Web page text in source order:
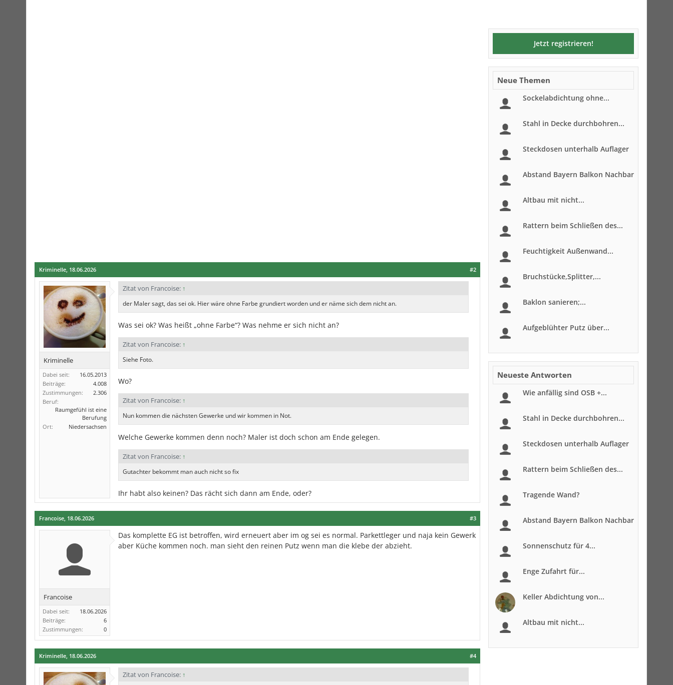
#2
Kriminelle, 18.06.2026
Kriminelle
Dabei seit:
16.05.2013
Beiträge:
4.008
Zustimmungen:
2.306
Beruf:
Raumgefühl ist eine
Berufung
Ort:
Niedersachsen
Zitat von Francoise: ↑
der Maler sagt, das sei ok. Hier wäre ohne Farbe grundiert worden und er näme sich dem nicht an.
Was sei ok? Was heißt „ohne Farbe“? Was nehme er sich nicht an?
Zitat von Francoise: ↑
Siehe Foto.
Wo?
Zitat von Francoise: ↑
Nun kommen die nächsten Gewerke und wir kommen in Not.
Welche Gewerke kommen denn noch? Maler ist doch schon am Ende gelegen.
Zitat von Francoise: ↑
Gutachter bekommt man auch nicht so fix
Ihr habt also keinen? Das rächt sich dann am Ende, oder?
#3
Francoise, 18.06.2026
Francoise
Dabei seit:
18.06.2026
Beiträge:
6
Zustimmungen:
0
Das komplette EG ist betroffen, wird erneuert aber im og sei es normal. Parkettleger und naja kein Gewerk
aber Küche kommen noch. man sieht den reinen Putz wenn man die klebe der abzieht.
#4
Kriminelle, 18.06.2026
Zitat von Francoise: ↑
Jetzt registrieren!
Neue Themen
Sockelabdichtung ohne...
Stahl in Decke durchbohren...
Steckdosen unterhalb Auflager
Abstand Bayern Balkon Nachbar
Altbau mit nicht...
Rattern beim Schließen des...
Feuchtigkeit Außenwand...
Bruchstücke,Splitter,...
Baklon sanieren;...
Aufgeblühter Putz über...
Neueste Antworten
Wie anfällig sind OSB +...
Stahl in Decke durchbohren...
Steckdosen unterhalb Auflager
Rattern beim Schließen des...
Tragende Wand?
Abstand Bayern Balkon Nachbar
Sonnenschutz für 4...
Enge Zufahrt für...
Keller Abdichtung von...
Altbau mit nicht...